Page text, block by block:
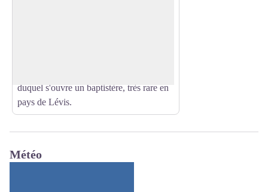
duquel s'ouvre un baptistère, très rare en
pays de Lévis.
Météo